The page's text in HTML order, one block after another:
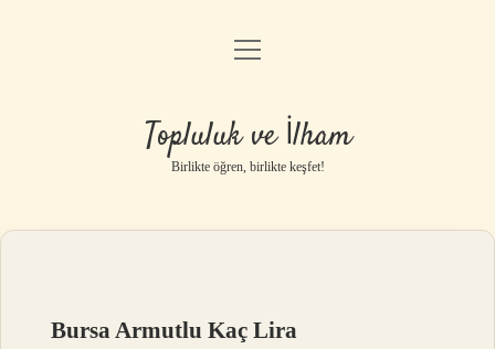
Anasayfa
Gizlilik Politikası
Yasal Uyarı
menüyü
Topluluk ve İlham
Birlikte öğren, birlikte keşfet!
Bursa Armutlu Kaç Lira